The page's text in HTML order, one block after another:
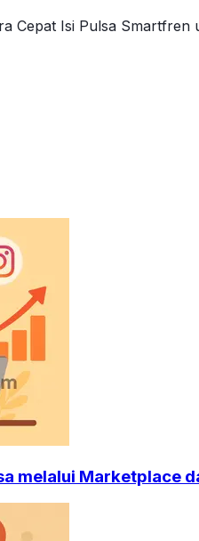
Cepat Isi Pulsa
melalui Marketplace